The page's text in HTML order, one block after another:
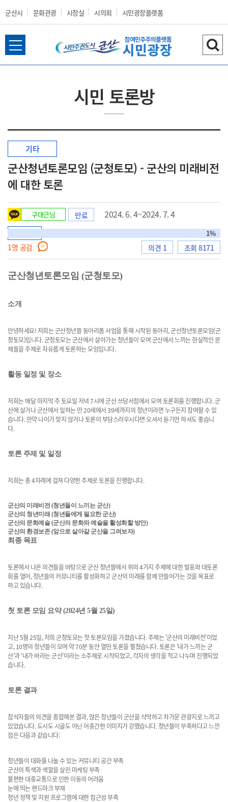
군산시 문화관광 시장실 시의회 시민광장플랫폼
군
시
홈
으
동
전
체
검
색
시민 토론방
기타
군산청년토론모임 (군청토모) - 군산의 미래비전
에 대한 토론
구대근님 만료 2024. 6. 4~2024. 7. 4
1%
1명 공감 의견 1 조회 8171
군산청년토론모임 (군청토모)
소개
안녕하세요! 저희는 군산청년뜰 동아리폼 사업을 통해 시작된 동아리, 군산청년토론모임(군
청토모)입니다. 군청토모는 군산에서 살아가는 청년들이 모여 군산에서 느끼는 현실적인 문
제들을 주제로 자유롭게 토론하는 모임입니다.
활동 일정 및 장소
저희는 매달 마지막 주 토요일 저녁 7시에 군산 쓰담서점에서 모여 토론회를 진행합니다. 군
산에 살거나 군산에서 일하는 만 20세에서 39세까지의 청년이라면 누구든지 참여할 수 있
습니다. 만약 나이가 맞지 않거나 토론이 부담스러우시다면 오셔서 듣기만 하셔도 좋습니
다.
토론 주제 및 일정
저희는 총 4차례에 걸쳐 다양한 주제로 토론을 진행합니다.
군산의 미래비전 (청년들이 느끼는 군산)
군산의 청년미래 (청년들에게 필요한 군산)
군산의 문화예술 (군산의 문화와 예술을 활성화할 방안)
군산의 환경보존 (앞으로 살아갈 군산을 그려보자)
최종 목표
토론에서 나온 의견들을 바탕으로 군산 청년뜰에서 위의 4가지 주제에 대한 발표와 대토론
회를 열어, 청년들의 커뮤니티를 활성화하고 군산의 미래를 함께 만들어가는 것을 목표로
하고 있습니다.
첫 토론 모임 요약 (2024년 5월 25일)
지난 5월 25일, 저희 군청토모는 첫 토론모임을 가졌습니다. 주제는 '군산의 미래비전'이었
고, 10명의 청년들이 모여 약 70분 동안 열띤 토론을 펼쳤습니다. 토론은 '내가 느끼는 군
산'과 '내가 바라는 군산'이라는 소주제로 시작되었고, 각자의 생각을 적고 나누며 진행되었
습니다.
토론 결과
참석자들의 의견을 종합해본 결과, 많은 청년들이 군산을 삭막하고 차가운 관광지로 느끼고
있었습니다. 도시도 시골도 아닌 어중간한 이미지가 강했습니다. 청년들이 부족하다고 느낀
점은 다음과 같습니다:
청년들이 대화를 나눌 수 있는 커뮤니티 공간 부족
군산의 특색과 색깔을 살린 마케팅 부족
불편한 대중교통으로 인한 이동의 어려움
눈에 띄는 랜드마크 부재
청년 정책 및 지원 프로그램에 대한 접근성 부족